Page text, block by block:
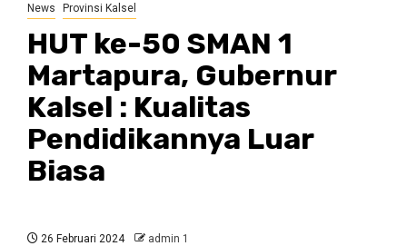
News Provinsi Kalsel
HUT ke-50 SMAN 1
Martapura, Gubernur
Kalsel : Kualitas
Pendidikannya Luar
Biasa
26 Februari 2024 admin 1